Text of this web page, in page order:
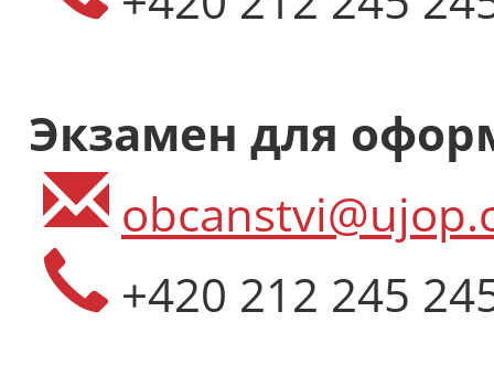
Экзамен для
+420 212 245